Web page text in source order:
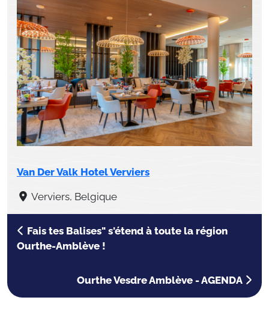
Van Der Valk Hotel Verviers
Verviers, Belgique
Fais tes Balises" s'étend à toute la région
Ourthe-Amblève !
Ourthe Vesdre Amblève - AGENDA